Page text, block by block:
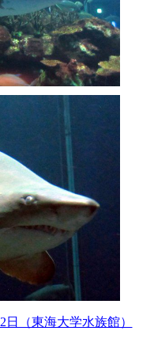
日（東海大学水族館）